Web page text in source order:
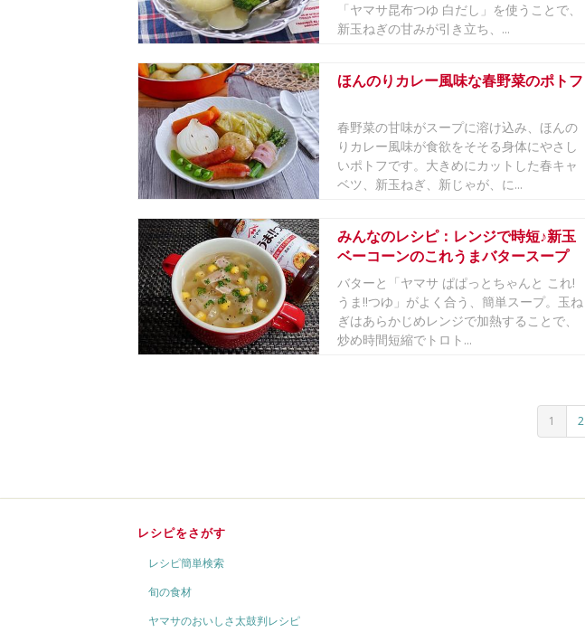
「ヤマサ昆布つゆ 白だし」を使うことで、
新玉ねぎの甘みが引き立ち、...
ほんのりカレー風味な春野菜のポトフ
春野菜の甘味がスープに溶け込み、ほんの
りカレー風味が食欲をそそる身体にやさし
いポトフです。大きめにカットした春キャ
ベツ、新玉ねぎ、新じゃが、に...
みんなのレシピ：レンジで時短♪新玉
ベーコーンのこれうまバタースープ
バターと「ヤマサ ぱぱっとちゃんと これ!
うま!!つゆ」がよく合う、簡単スープ。玉ね
ぎはあらかじめレンジで加熱することで、
炒め時間短縮でトロト...
1 2
レシピをさがす
レシピ簡単検索
旬の食材
ヤマサのおいしさ太鼓判レシピ